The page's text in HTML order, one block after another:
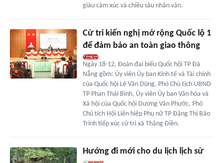
giàu cảm xúc và chiều sâu nhân văn.
Cử tri kiến nghị mở rộng Quốc lộ 1
để đảm bảo an toàn giao thông
Ngày 18-12, Đoàn đại biểu Quốc hội TP Đà
Nẵng gồm: Ủy viên Ủy ban Kinh tế và Tài chính
của Quốc hội Lê Văn Dũng, Phó Chủ tịch UBND
TP Phan Thái Bình, Ủy viên Ủy ban Văn hóa và
Xã hội của Quốc hội Dương Văn Phước, Phó
Chủ tịch Hội Liên hiệp Phụ nữ TP Đặng Thị Bảo
Trinh tiếp xúc cử tri xã Thăng Điền.
Hướng đi mới cho du lịch lịch sử